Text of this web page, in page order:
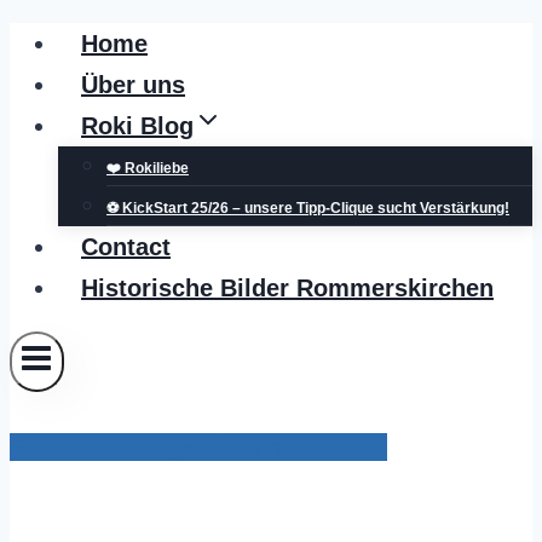
Zum
Inhalt
springen
Home
Über uns
Roki Blog
❤️ Rokiliebe
⚽ KickStart 25/26 – unsere Tipp-Clique sucht Verstärkung!
Contact
Historische Bilder Rommerskirchen